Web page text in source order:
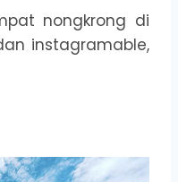
nongkrong di
instagramable,